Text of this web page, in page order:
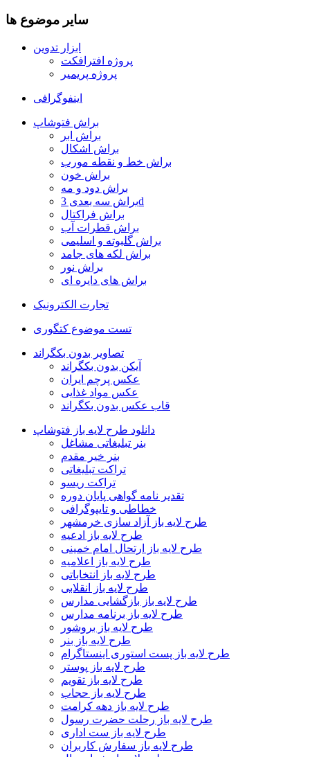
سایر موضوع ها
ابزار تدوین
پروژه افترافکت
پروژه پریمیر
اینفوگرافی
براش فتوشاپ
براش ابر
براش اشکال
براش خط و نقطه مورب
براش خون
براش دود و مه
براش سه بعدی 3d
براش فراکتال
براش قطرات آب
براش گلبوته و اسلیمی
براش لکه های جامد
براش نور
براش های دایره ای
تجارت الکترونیک
تست موضوع کتگوری
تصاویر بدون بکگراند
آیکن بدون بکگراند
عکس پرچم ایران
عکس مواد غذایی
قاب عکس بدون بکگراند
دانلود طرح لایه باز فتوشاپ
بنر تبلیغاتی مشاغل
بنر خیر مقدم
تراکت تبلیغاتی
تراکت ریسو
تقدیر نامه گواهی پایان دوره
خطاطی و تایپوگرافی
طرح لایه باز آزاد سازی خرمشهر
طرح لایه باز ادعیه
طرح لایه باز ارتحال امام خمینی
طرح لایه باز اعلامیه
طرح لایه باز انتخاباتی
طرح لایه باز انقلابی
طرح لایه باز بازگشایی مدارس
طرح لایه باز برنامه مدارس
طرح لایه باز بروشور
طرح لایه باز بنر
طرح لایه باز پست استوری اینستاگرام
طرح لایه باز پوستر
طرح لایه باز تقویم
طرح لایه باز حجاب
طرح لایه باز دهه کرامت
طرح لایه باز رحلت حضرت رسول
طرح لایه باز ست اداری
طرح لایه باز سفارش کاربران